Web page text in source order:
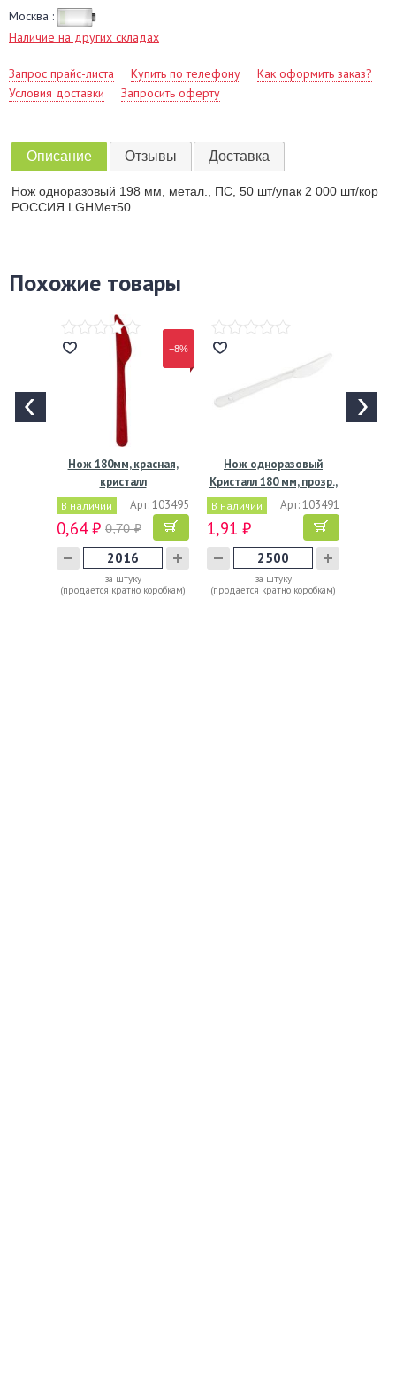
Москва :
Наличие на других складах
Запрос прайс-листа Купить по телефону
Как оформить заказ?
Условия доставки
Запросить оферту
Описание Отзывы Доставка
Нож одноразовый 198 мм, метал., ПС, 50 шт/упак 2 000 шт/кор
РОССИЯ LGНМет50
Похожие товары
−8%
Нож 180мм, красная,
кристалл
В наличии Арт: 103495
0,64 ₽ 0,70 ₽
за штуку
(продается кратно коробкам)
Нож одноразовый
Кристалл 180 мм, прозр.,
ПС,…
В наличии Арт: 103491
1,91 ₽
за штуку
(продается кратно коробкам)